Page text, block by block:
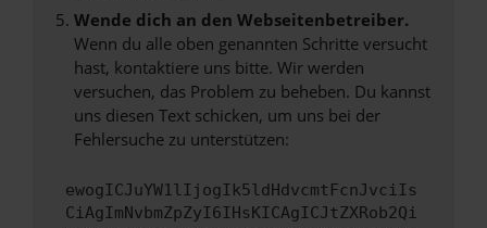
Wende dich an den Webseitenbetreiber.
Wenn du alle oben genannten Schritte versucht
hast, kontaktiere uns bitte. Wir werden
versuchen, das Problem zu beheben. Du kannst
uns diesen Text schicken, um uns bei der
Fehlersuche zu unterstützen:
ewogICJuYW1lIjogIk5ldHdvcmtFcnJvciIs
CiAgImNvbmZpZyI6IHsKICAgICJtZXRob2Qi